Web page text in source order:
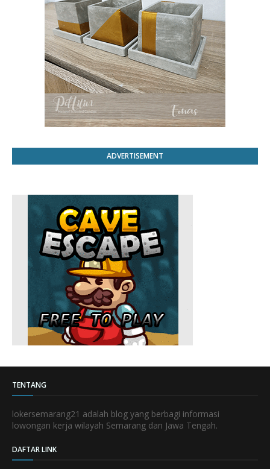
ADVERTISEMENT
TENTANG
lokersemarang21 adalah blog yang berbagi informasi
lowongan kerja wilayah Semarang dan Jawa Tengah.
DAFTAR LINK